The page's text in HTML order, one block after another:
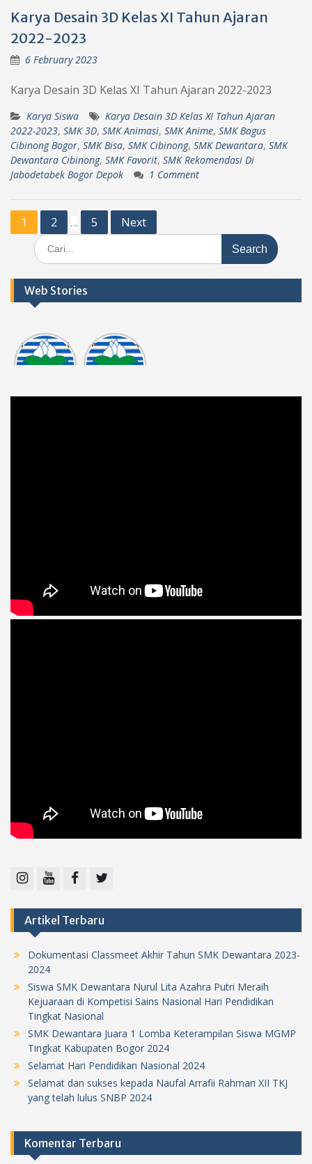
Karya Desain 3D Kelas XI Tahun Ajaran
2022-2023
6 February 2023
Karya Desain 3D Kelas XI Tahun Ajaran 2022-2023
Karya Siswa
Karya Desain 3D Kelas XI Tahun Ajaran
2022-2023, SMK 3D, SMK Animasi, SMK Anime, SMK Bagus
Cibinong Bogor, SMK Bisa, SMK Cibinong, SMK Dewantara, SMK
Dewantara Cibinong, SMK Favorit, SMK Rekomendasi Di
Jabodetabek Bogor Depok
1 Comment
Posts
navigation
1 2 … 5 Next
Search
for:
Web Stories
Informasi
Dokumen
tasi
Artikel Terbaru
Dokumentasi Classmeet Akhir Tahun SMK Dewantara 2023-
2024
Siswa SMK Dewantara Nurul Lita Azahra Putri Meraih
Kejuaraan di Kompetisi Sains Nasional Hari Pendidikan
Tingkat Nasional
SMK Dewantara Juara 1 Lomba Keterampilan Siswa MGMP
Tingkat Kabupaten Bogor 2024
Selamat Hari Pendidikan Nasional 2024
Selamat dan sukses kepada Naufal Arrafii Rahman XII TKJ
yang telah lulus SNBP 2024
Komentar Terbaru